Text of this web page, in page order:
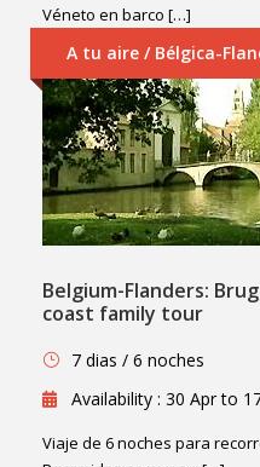
Véneto en barco […]
A tu aire / Bélgica-
Belgium-Flanders:
coast family tour
7 dias / 6 noches
Availability : 30 Apr to
Viaje de 6 noches para